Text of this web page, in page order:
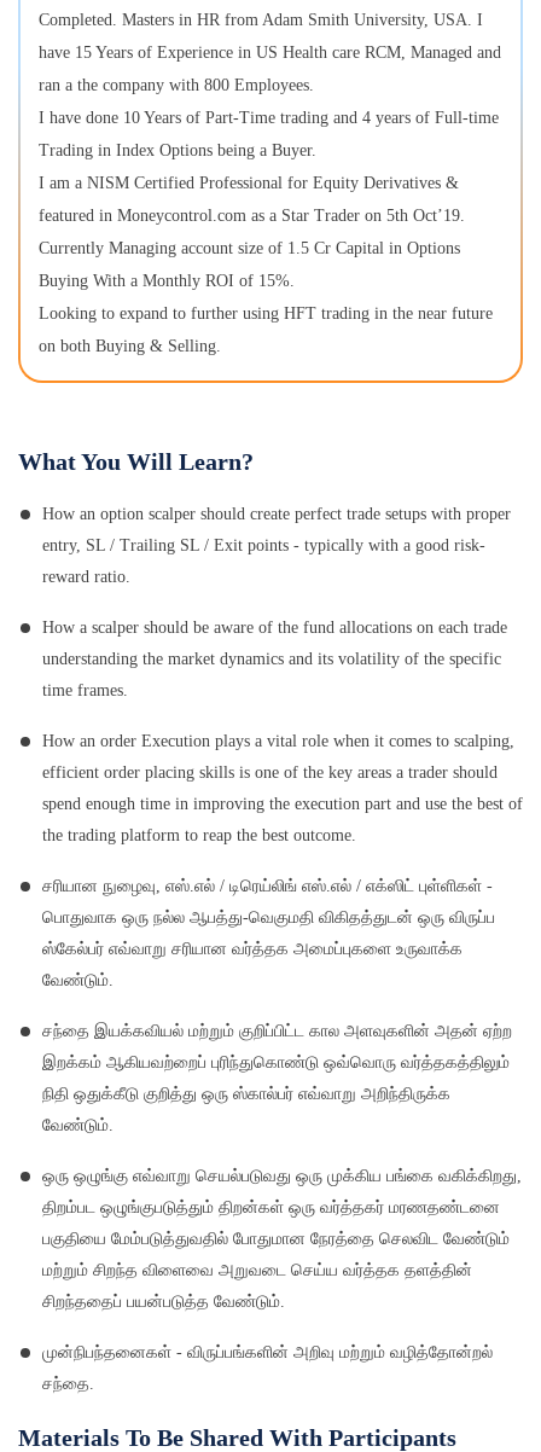
Completed. Masters in HR from Adam Smith University, USA. I
have 15 Years of Experience in US Health care RCM, Managed and
ran a the company with 800 Employees.
I have done 10 Years of Part-Time trading and 4 years of Full-time
Trading in Index Options being a Buyer.
I am a NISM Certified Professional for Equity Derivatives &
featured in Moneycontrol.com as a Star Trader on 5th Oct’19.
Currently Managing account size of 1.5 Cr Capital in Options
Buying With a Monthly ROI of 15%.
Looking to expand to further using HFT trading in the near future
on both Buying & Selling.
What You Will Learn?
How an option scalper should create perfect trade setups with proper
entry, SL / Trailing SL / Exit points - typically with a good risk-
reward ratio.
How a scalper should be aware of the fund allocations on each trade
understanding the market dynamics and its volatility of the specific
time frames.
How an order Execution plays a vital role when it comes to scalping,
efficient order placing skills is one of the key areas a trader should
spend enough time in improving the execution part and use the best of
the trading platform to reap the best outcome.
சரியான நுழைவு, எஸ்.எல் / டிரெய்லிங் எஸ்.எல் / எக்ஸிட் புள்ளிகள் -
பொதுவாக ஒரு நல்ல ஆபத்து-வெகுமதி விகிதத்துடன் ஒரு விருப்ப
ஸ்கேல்பர் எவ்வாறு சரியான வர்த்தக அமைப்புகளை உருவாக்க
வேண்டும்.
சந்தை இயக்கவியல் மற்றும் குறிப்பிட்ட கால அளவுகளின் அதன் ஏற்ற
இறக்கம் ஆகியவற்றைப் புரிந்துகொண்டு ஒவ்வொரு வர்த்தகத்திலும்
நிதி ஒதுக்கீடு குறித்து ஒரு ஸ்கால்பர் எவ்வாறு அறிந்திருக்க
வேண்டும்.
ஒரு ஒழுங்கு எவ்வாறு செயல்படுவது ஒரு முக்கிய பங்கை வகிக்கிறது,
திறம்பட ஒழுங்குபடுத்தும் திறன்கள் ஒரு வர்த்தகர் மரணதண்டனை
பகுதியை மேம்படுத்துவதில் போதுமான நேரத்தை செலவிட வேண்டும்
மற்றும் சிறந்த விளைவை அறுவடை செய்ய வர்த்தக தளத்தின்
சிறந்ததைப் பயன்படுத்த வேண்டும்.
முன்நிபந்தனைகள் - விருப்பங்களின் அறிவு மற்றும் வழித்தோன்றல்
சந்தை.
Materials To Be Shared With Participants